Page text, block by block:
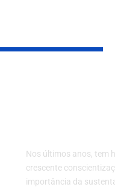
Nos últimos anos, tem
crescente
importância da